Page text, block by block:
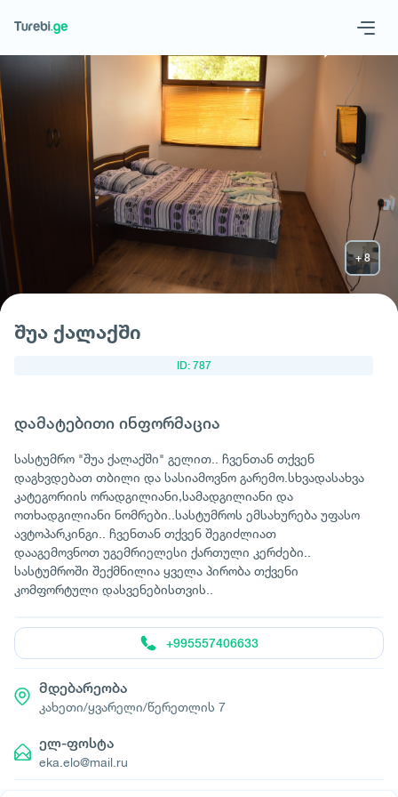
Geo Eng
მოითხოვე სასტუმრო
შუა ქალაქში
ID: 787
დამატებითი ინფორმაცია
სასტუმრო "შუა ქალაქში" გელით.. ჩვენთან თქვენ
დაგხვდებათ თბილი და სასიამოვნო გარემო.სხვადასახვა
კატეგორიის ორადგილიანი,სამადგილიანი და
ოთხადგილიანი ნომრები..სასტუმროს ემსახურება უფასო
ავტოპარკინგი.. ჩვენთან თქვენ შეგიძლიათ
დააგემოვნოთ უგემრიელესი ქართული კერძები..
სასტუმროში შექმნილია ყველა პირობა თქვენი
კომფორტული დასვენებისთვის..
+995557406633
მდებარეობა
კახეთი/ყვარელი/წერეთლის 7
ელ-ფოსტა
eka.elo@mail.ru